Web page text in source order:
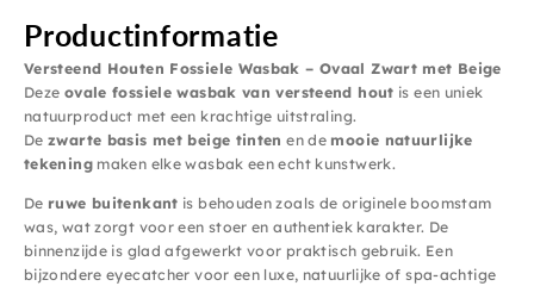
Productinformatie
Versteend Houten Fossiele Wasbak – Ovaal Zwart met Beige
Deze ovale fossiele wasbak van versteend hout is een uniek
natuurproduct met een krachtige uitstraling.
Dezwarte basis met beige tinten en de mooie natuurlijke
tekeningmaken elke wasbak een echt kunstwerk.
De ruwe buitenkant is behouden zoals de originele boomstam
was, wat zorgt voor een stoer en authentiek karakter. De
binnenzijde is glad afgewerkt voor praktisch gebruik. Een
bijzondere eyecatcher voor een luxe, natuurlijke of spa-achtige